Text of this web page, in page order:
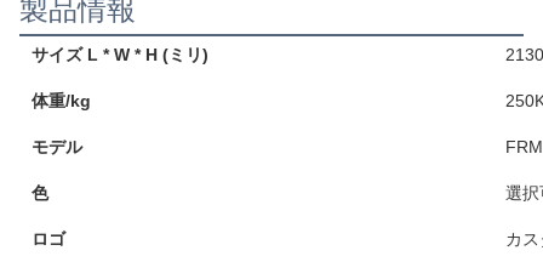
製品情報
サイズ L * W * H (ミリ)
体重/kg
モデル
色 選択
ロゴ カ